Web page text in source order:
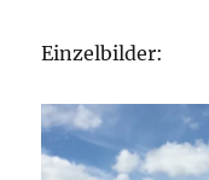
Einzelbilder: